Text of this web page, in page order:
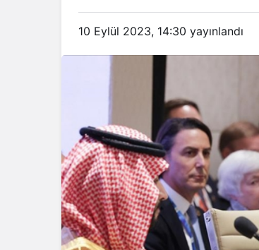
10 Eylül 2023, 14:30 yayınlandı